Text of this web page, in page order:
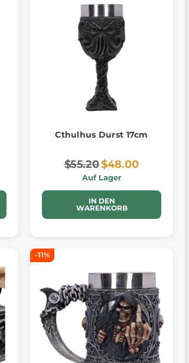
Cthulhus Durst 17cm
$55.20$48.00
Auf Lager
IN DEN
WARENKORB
-11%